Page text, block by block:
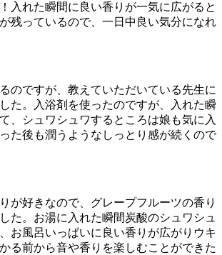
入れた瞬間に良い香りが一気に広がると
残っているので、一日中良い気分になれ
のですが、教えていただいている先生に
た。入浴剤を使ったのですが、入れた瞬
、シュワシュワするところは娘も気に入
た後も潤うようなしっとり感が続くので
が好きなので、グレープフルーツの香り
た。お湯に入れた瞬間炭酸のシュワシュ
お風呂いっぱいに良い香りが広がりウキ
る前から音や香りを楽しむことができた